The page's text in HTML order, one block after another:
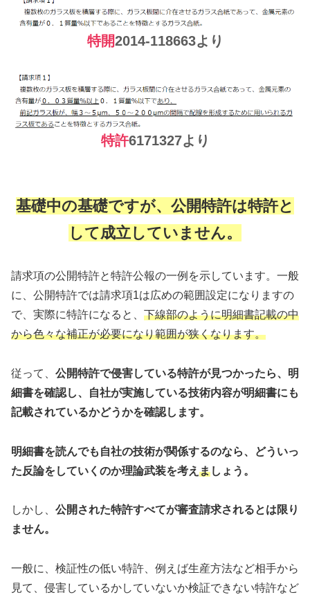
特開2014-118663より
特許6171327より
基礎中の基礎ですが、公開特許は特許と
して成立していません。
請求項の公開特許と特許公報の一例を示しています。一般
に、公開特許では請求項1は広めの範囲設定になりますの
で、実際に特許になると、 下線部のように明細書記載の中
から色々な補正が必要になり範囲が狭くなります。
従って、 公開特許で侵害している特許が見つかったら、明
細書を確認し、自社が実施している技術内容が明細書にも
記載されているかどうかを確認します。
明細書を読んでも自社の技術が関係するのなら、どういっ
た反論をしていくのか理論武装を考え ましょう。
しかし、 公開された特許すべてが審査請求されるとは限り
ません。
一般に、検証性の低い特許、例えば生産方法など相手から
見て、侵害しているかしていないか検証できない特許など